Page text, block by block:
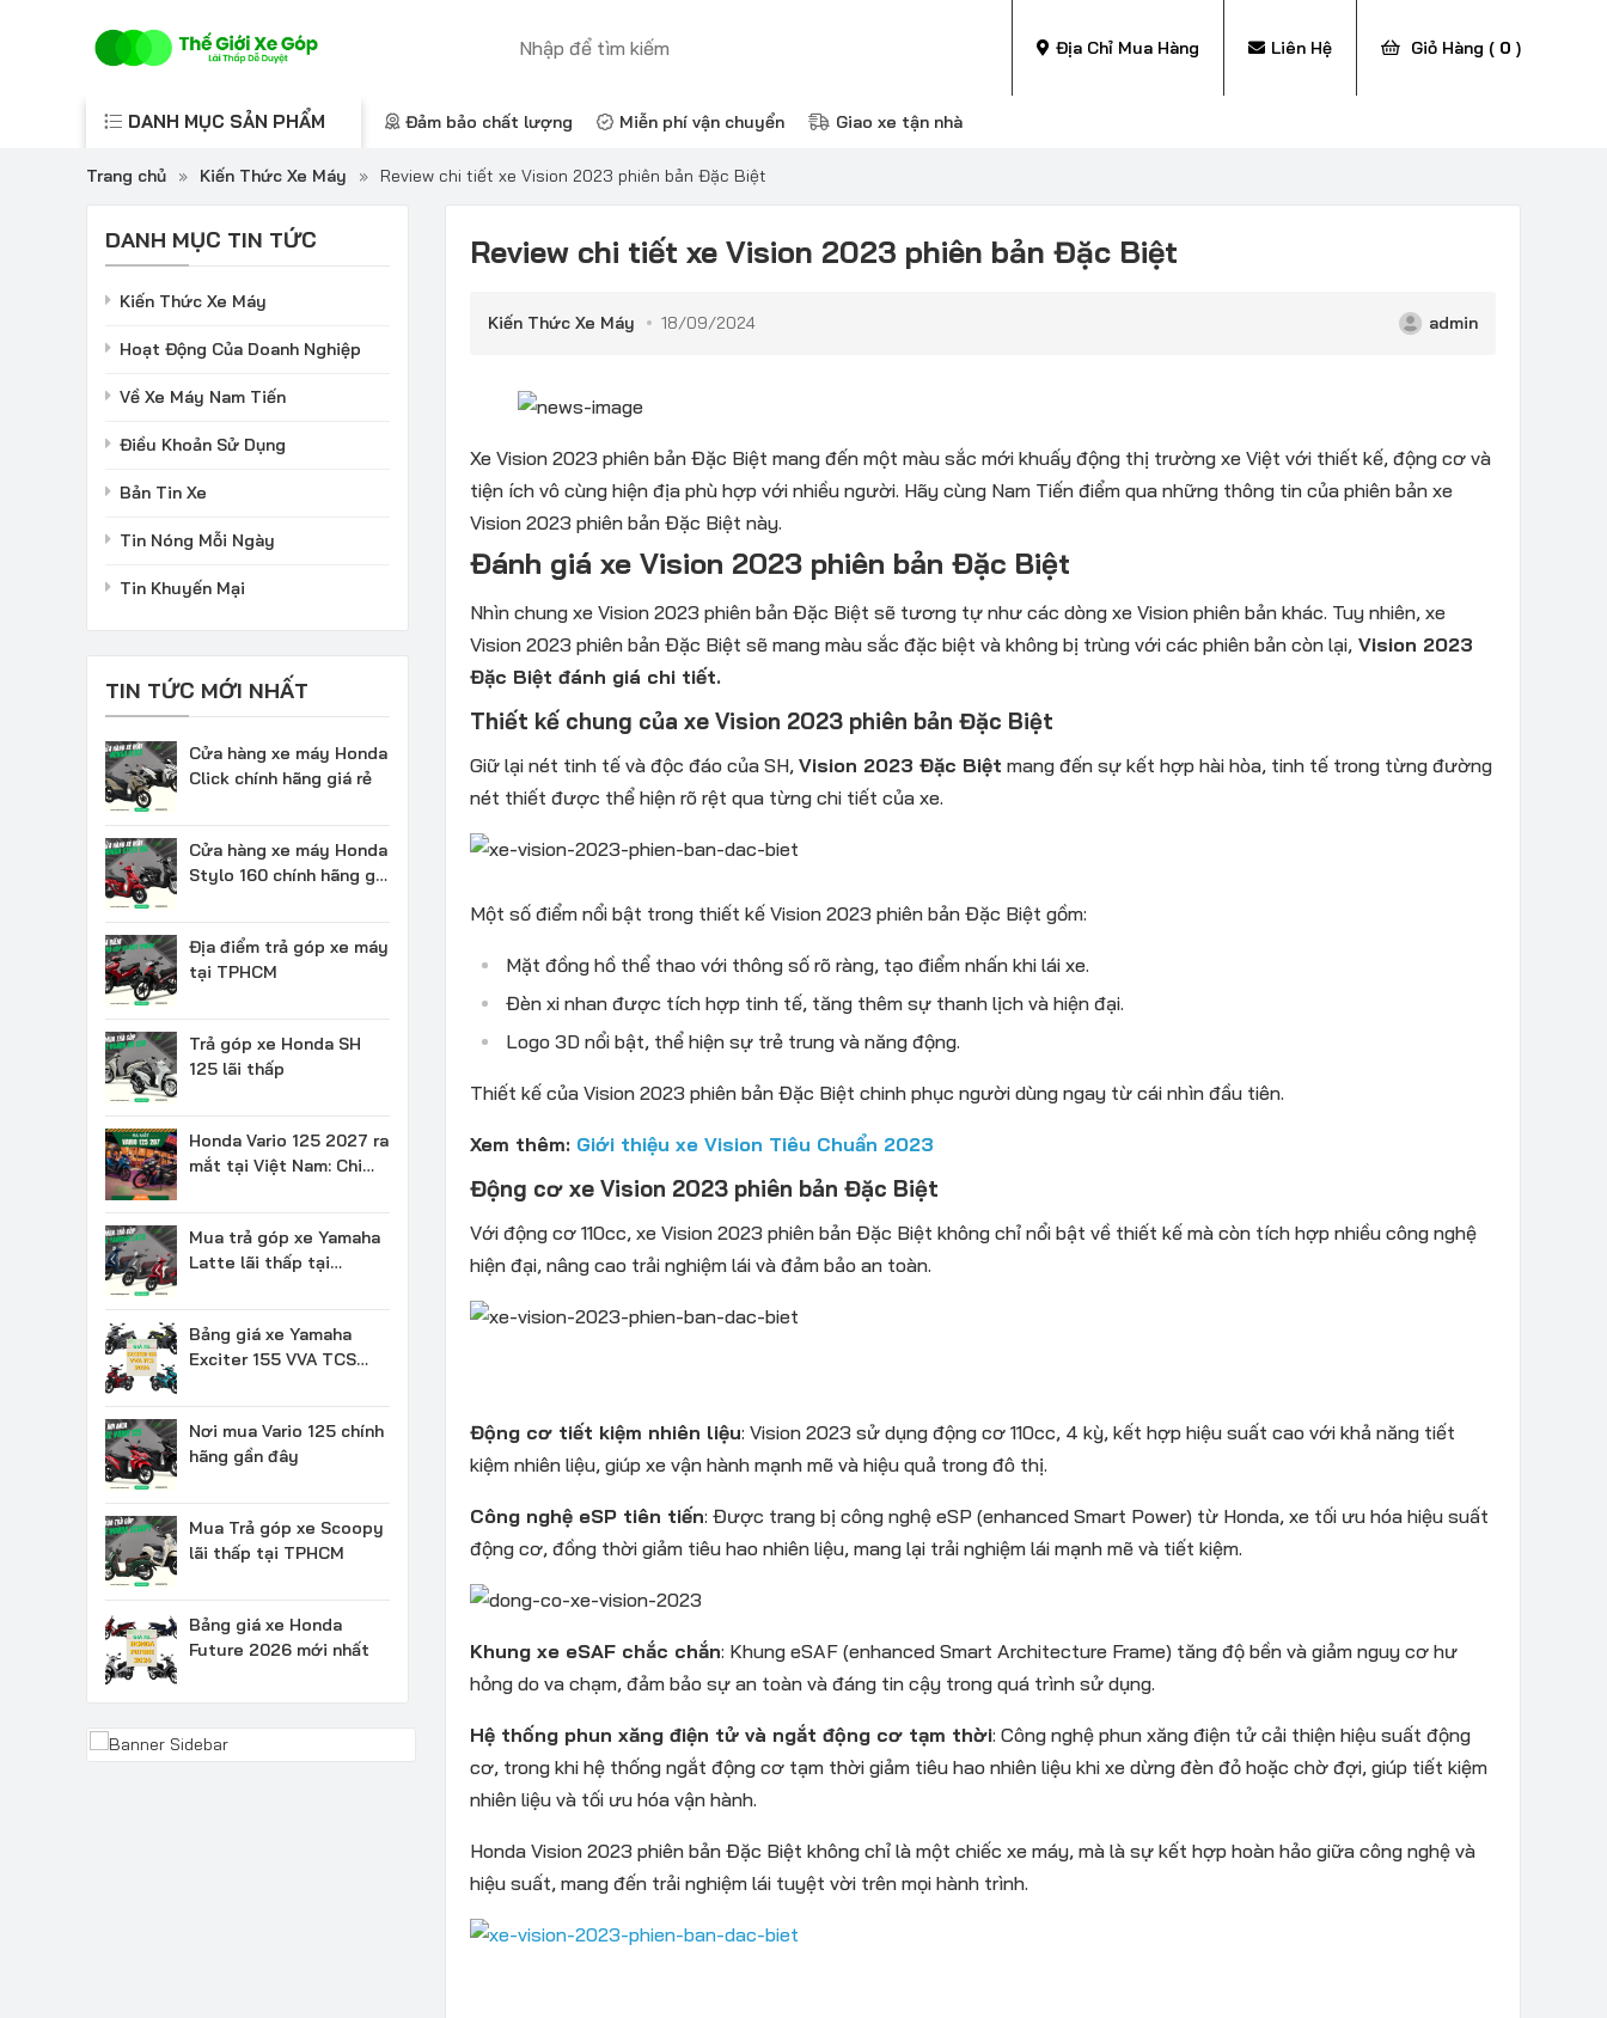
Địa Chỉ Mua Hàng Liên Hệ Giỏ Hàng ( 0 )
DANH MỤC SẢN PHẨM Đảm bảo chất lượng Miễn phí vận chuyển Giao xe tận nhà
Trang chủ » Kiến Thức Xe Máy » Review chi tiết xe Vision 2023 phiên bản Đặc Biệt
Review chi tiết xe Vision 2023 phiên bản Đặc Biệt
Kiến Thức Xe Máy 18/09/2024 admin
Xe Vision 2023 phiên bản Đặc Biệt mang đến một màu sắc mới khuấy động thị trường xe Việt với thiết kế, động cơ và
tiện ích vô cùng hiện địa phù hợp với nhiều người. Hãy cùng Nam Tiến điểm qua những thông tin của phiên bản xe
Vision 2023 phiên bản Đặc Biệt này.
Đánh giá xe Vision 2023 phiên bản Đặc Biệt
Nhìn chung xe Vision 2023 phiên bản Đặc Biệt sẽ tương tự như các dòng xe Vision phiên bản khác. Tuy nhiên, xe
Vision 2023 phiên bản Đặc Biệt sẽ mang màu sắc đặc biệt và không bị trùng với các phiên bản còn lại, Vision 2023
Đặc Biệt đánh giá chi tiết.
Thiết kế chung của xe Vision 2023 phiên bản Đặc Biệt
Giữ lại nét tinh tế và độc đáo của SH, Vision 2023 Đặc Biệt mang đến sự kết hợp hài hòa, tinh tế trong từng đường
nét thiết được thể hiện rõ rệt qua từng chi tiết của xe.
Một số điểm nổi bật trong thiết kế Vision 2023 phiên bản Đặc Biệt gồm:
Mặt đồng hồ thể thao với thông số rõ ràng, tạo điểm nhấn khi lái xe.
Đèn xi nhan được tích hợp tinh tế, tăng thêm sự thanh lịch và hiện đại.
Logo 3D nổi bật, thể hiện sự trẻ trung và năng động.
Thiết kế của Vision 2023 phiên bản Đặc Biệt chinh phục người dùng ngay từ cái nhìn đầu tiên.
Xem thêm: Giới thiệu xe Vision Tiêu Chuẩn 2023
Động cơ xe Vision 2023 phiên bản Đặc Biệt
Với động cơ 110cc, xe Vision 2023 phiên bản Đặc Biệt không chỉ nổi bật về thiết kế mà còn tích hợp nhiều công nghệ
hiện đại, nâng cao trải nghiệm lái và đảm bảo an toàn.
Động cơ tiết kiệm nhiên liệu: Vision 2023 sử dụng động cơ 110cc, 4 kỳ, kết hợp hiệu suất cao với khả năng tiết
kiệm nhiên liệu, giúp xe vận hành mạnh mẽ và hiệu quả trong đô thị.
Công nghệ eSP tiên tiến: Được trang bị công nghệ eSP (enhanced Smart Power) từ Honda, xe tối ưu hóa hiệu suất
động cơ, đồng thời giảm tiêu hao nhiên liệu, mang lại trải nghiệm lái mạnh mẽ và tiết kiệm.
Khung xe eSAF chắc chắn: Khung eSAF (enhanced Smart Architecture Frame) tăng độ bền và giảm nguy cơ hư
hỏng do va chạm, đảm bảo sự an toàn và đáng tin cậy trong quá trình sử dụng.
Hệ thống phun xăng điện tử và ngắt động cơ tạm thời: Công nghệ phun xăng điện tử cải thiện hiệu suất động
cơ, trong khi hệ thống ngắt động cơ tạm thời giảm tiêu hao nhiên liệu khi xe dừng đèn đỏ hoặc chờ đợi, giúp tiết kiệm
nhiên liệu và tối ưu hóa vận hành.
Honda Vision 2023 phiên bản Đặc Biệt không chỉ là một chiếc xe máy, mà là sự kết hợp hoàn hảo giữa công nghệ và
hiệu suất, mang đến trải nghiệm lái tuyệt vời trên mọi hành trình.
DANH MỤC TIN TỨC
Kiến Thức Xe Máy
Hoạt Động Của Doanh Nghiệp
Về Xe Máy Nam Tiến
Điều Khoản Sử Dụng
Bản Tin Xe
Tin Nóng Mỗi Ngày
Tin Khuyến Mại
TIN TỨC MỚI NHẤT
Cửa hàng xe máy Honda
Click chính hãng giá rẻ
Cửa hàng xe máy Honda
Stylo 160 chính hãng giá
Địa điểm trả góp xe máy
tại TPHCM
Trả góp xe Honda SH
125 lãi thấp
Honda Vario 125 2027 ra
mắt tại Việt Nam: Chi
Mua trả góp xe Yamaha
Latte lãi thấp tại
Bảng giá xe Yamaha
Exciter 155 VVA TCS
Nơi mua Vario 125 chính
hãng gần đây
Mua Trả góp xe Scoopy
lãi thấp tại TPHCM
Bảng giá xe Honda
Future 2026 mới nhất